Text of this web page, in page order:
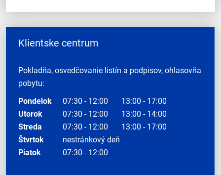
Klientske centrum
Pokladňa, osvedčovanie listín a podpisov, ohlasovňa
pobytu:
Pondelok
07:30 - 12:00
13:00 - 17:00
Utorok
07:30 - 12:00
13:00 - 14:00
Streda
07:30 - 12:00
13:00 - 17:00
Štvrtok
nestránkový deň
Piatok
07:30 - 12:00